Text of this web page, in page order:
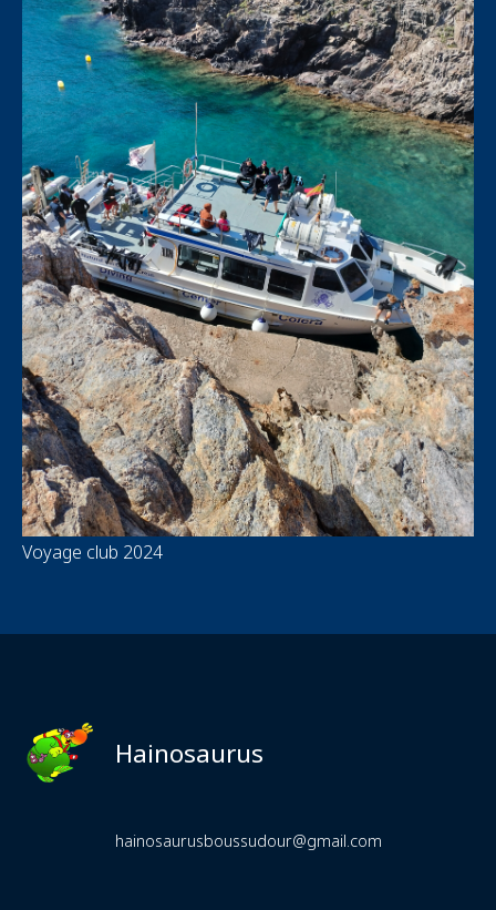
Voyage club 2024
Hainosaurus
hainosaurusboussudour@gmail.com